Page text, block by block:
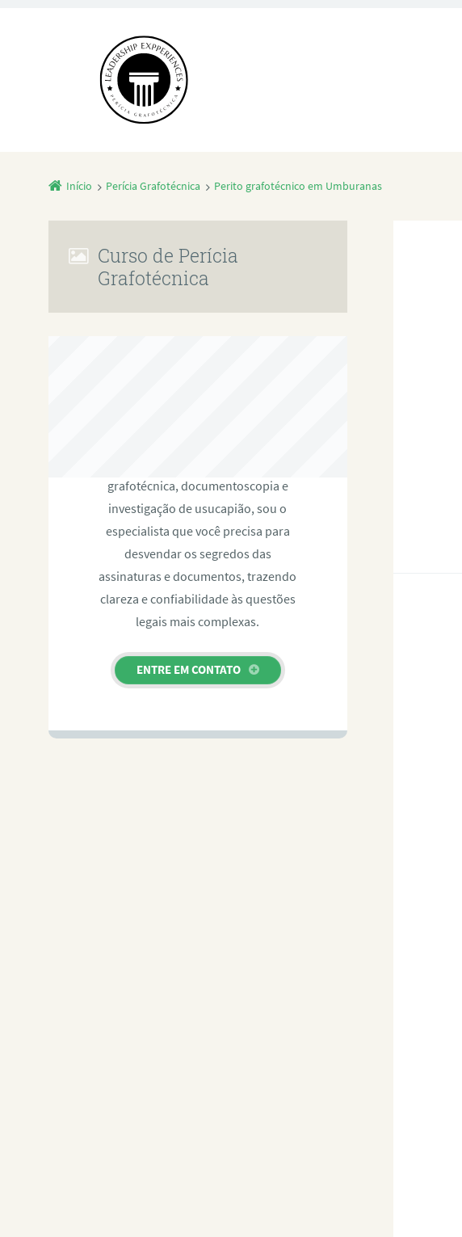
Início Perícia Grafotécnica Perito grafotécnico em Umburanas
Curso de Perícia
Grafotécnica
grafotécnica, documentoscopia e
investigação de usucapião, sou o
especialista que você precisa para
desvendar os segredos das
assinaturas e documentos, trazendo
clareza e confiabilidade às questões
legais mais complexas.
ENTRE EM CONTATO